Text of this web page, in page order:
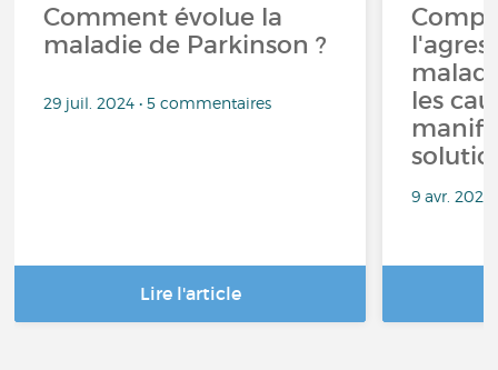
Comment évolue la
maladie de Parkinson ?
29 juil. 2024 • 5 commentaires
Lire l'article
les
9 avr. 2024